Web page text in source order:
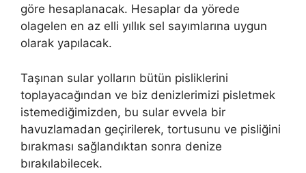
göre hesaplanacak. Hesaplar da yörede
olagelen en az elli yıllık sel sayımlarına uygun
olarak yapılacak.
Taşınan sular yolların bütün pisliklerini
toplayacağından ve biz denizlerimizi pisletmek
istemediğimizden, bu sular evvela bir
havuzlamadan geçirilerek, tortusunu ve pisliğini
bırakması sağlandıktan sonra denize
bırakılabilecek.